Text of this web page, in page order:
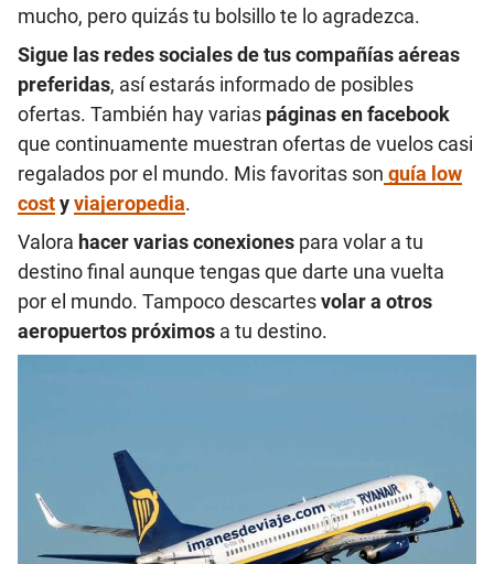
mucho, pero quizás tu bolsillo te lo agradezca.
Sigue las redes sociales de tus compañías aéreas
preferidas, así estarás informado de posibles
ofertas. También hay varias páginas en facebook
que continuamente muestran ofertas de vuelos casi
regalados por el mundo. Mis favoritas son guía low
costyviajeropedia.
Valora hacer varias conexiones para volar a tu
destino final aunque tengas que darte una vuelta
por el mundo. Tampoco descartesvolar a otros
aeropuertos próximos a tu destino.